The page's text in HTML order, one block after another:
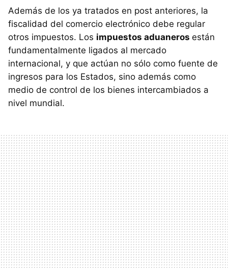
Además de los ya tratados en post anteriores, la
fiscalidad del comercio electrónico debe regular
otros impuestos. Los impuestos aduaneros están
fundamentalmente ligados al mercado
internacional, y que actúan no sólo como fuente de
ingresos para los Estados, sino además como
medio de control de los bienes intercambiados a
nivel mundial.